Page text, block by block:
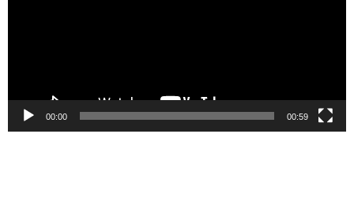
00:00 00:59